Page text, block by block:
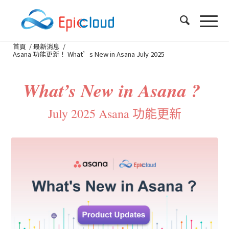
首頁 /最新消息 /
Asana 功能更新！ What’s New in Asana July 2025
What’s New in Asana ?
July 2025 Asana 功能更新